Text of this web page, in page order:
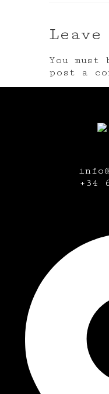
You must
post a
+34